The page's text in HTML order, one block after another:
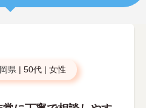
県 | 50代 | 女性